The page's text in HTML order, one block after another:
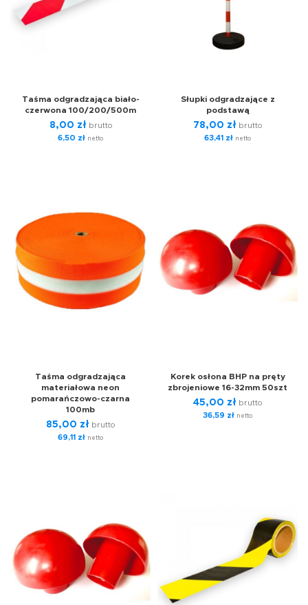
Taśma odgradzająca biało-
czerwona 100/200/500m
8,00 zł brutto
6,50 zł netto
Słupki odgradzające z
podstawą
78,00 zł brutto
63,41 zł netto
Taśma odgradzająca
materiałowa neon
pomarańczowo-czarna
100mb
85,00 zł brutto
69,11 zł netto
Korek osłona BHP na pręty
zbrojeniowe 16-32mm 50szt
45,00 zł brutto
36,59 zł netto